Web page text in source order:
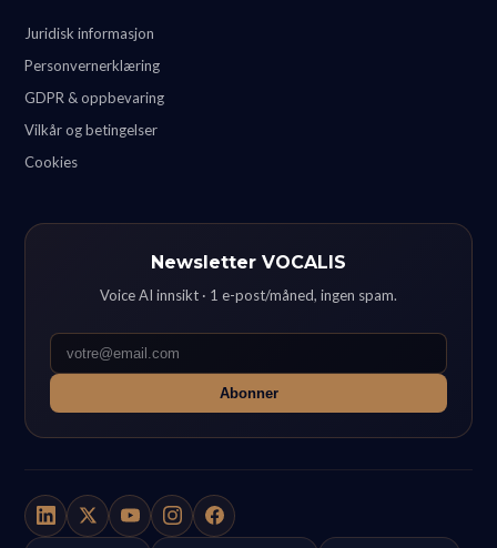
Juridisk informasjon
Personvernerklæring
GDPR & oppbevaring
Vilkår og betingelser
Cookies
Newsletter VOCALIS
Voice AI innsikt · 1 e-post/måned, ingen spam.
Abonner